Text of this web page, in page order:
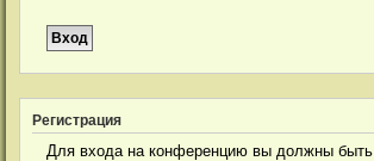
Регистрация
Для входа на конференцию вы должны быть